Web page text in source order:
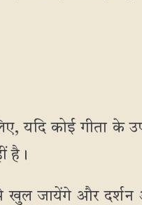
यदि कोई गीता के
है।
से खुल जायेंगे और